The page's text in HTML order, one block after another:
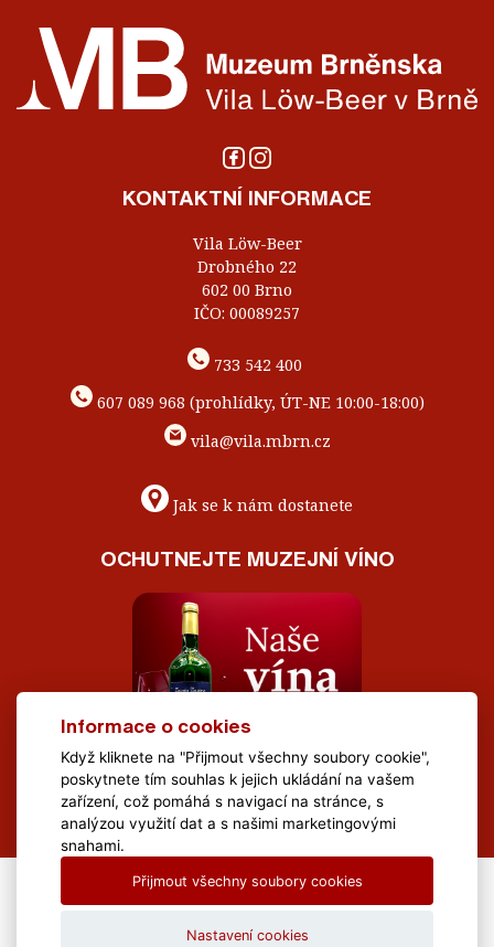
KONTAKTNÍ INFORMACE
Vila Löw-Beer
Drobného 22
602 00 Brno
IČO: 00089257
733 542 400
607 089 968 (prohlídky, ÚT-NE 10:00-18:00)
vila@vila.mbrn.cz
Jak se k nám dostanete
OCHUTNEJTE MUZEJNÍ VÍNO
All Rights Reserved Muzeum Brněnska © 2020, Webdesign by
Informace o cookies
Když kliknete na "Přijmout všechny soubory cookie",
poskytnete tím souhlas k jejich ukládání na vašem
zařízení, což pomáhá s navigací na stránce, s
analýzou využití dat a s našimi marketingovými
snahami.
Přijmout všechny soubory cookies
Nastavení cookies